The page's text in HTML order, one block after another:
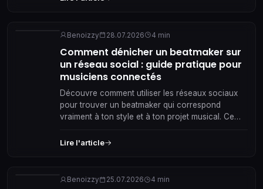
Benoizzy 28.07.2026 4 min
Comment dénicher un beatmaker sur
un réseau social : guide pratique pour
musiciens connectés
Découvre comment utiliser les réseaux sociaux
pour trouver un beatmaker qui correspond
vraiment à ton style et à ton projet musical. Ce
recherche, le contact et la collaboration, avec
Lire l'article
Benoizzy 25.07.2026 4 min